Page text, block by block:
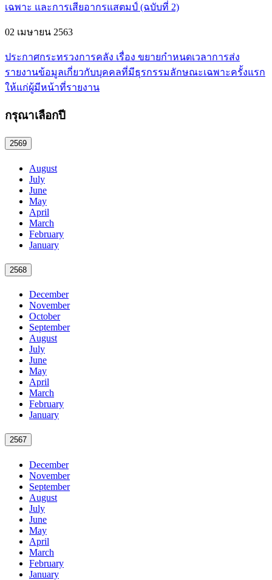
เฉพาะ และการเสียอากรแสตมป์ (ฉบับที่ 2)
02 เมษายน 2563
ประกาศกระทรวงการคลัง เรื่อง ขยายกำหนดเวลาการส่ง
รายงานข้อมูลเกี่ยวกับบุคคลที่มีธุรกรรมลักษณะเฉพาะครั้งแรก
ให้แก่ผู้มีหน้าที่รายงาน
กรุณาเลือกปี
2569
August
July
June
May
April
March
February
January
2568
December
November
October
September
August
July
June
May
April
March
February
January
2567
December
November
September
August
July
June
May
April
March
February
January